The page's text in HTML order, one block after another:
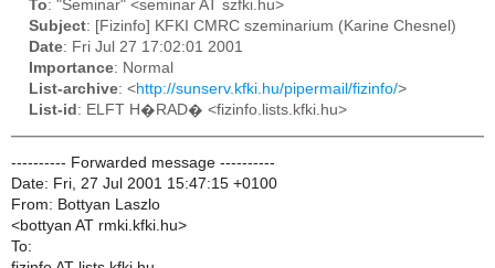
To: "Seminar" <seminar AT szfki.hu>
Subject: [Fizinfo] KFKI CMRC szeminarium (Karine Chesnel)
Date: Fri Jul 27 17:02:01 2001
Importance: Normal
List-archive: <http://sunserv.kfki.hu/pipermail/fizinfo/>
List-id : ELFT H�RAD� <fizinfo.lists.kfki.hu>
---------- Forwarded message ----------
Date: Fri, 27 Jul 2001 15:47:15 +0100
From: Bottyan Laszlo
<bottyan AT rmki.kfki.hu>
To: